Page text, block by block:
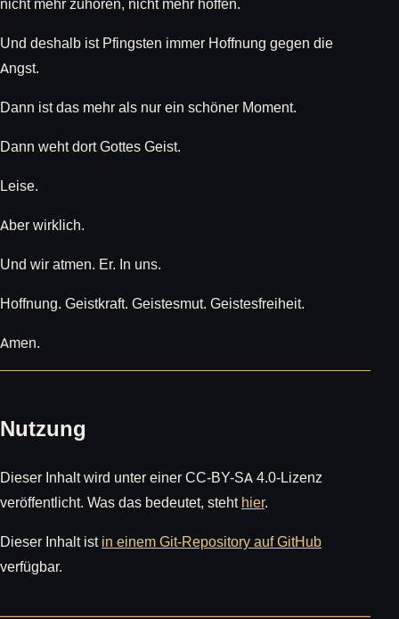
nicht mehr zuhören, nicht mehr hoffen.
Und deshalb ist Pfingsten immer Hoffnung gegen die
Angst.
Dann ist das mehr als nur ein schöner Moment.
Dann weht dort Gottes Geist.
Leise.
Aber wirklich.
Und wir atmen. Er. In uns.
Hoffnung. Geistkraft. Geistesmut. Geistesfreiheit.
Amen.
Nutzung
Dieser Inhalt wird unter einer CC-BY-SA 4.0-Lizenz
veröffentlicht. Was das bedeutet, stehthier.
Dieser Inhalt istin einem Git-Repository auf GitHub
verfügbar.